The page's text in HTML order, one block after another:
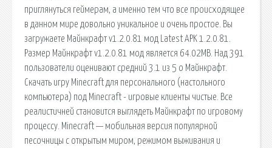
приглянуться геймерам, а именно тем что все происходящее
в данном мире довольно уникальное и очень простое. Вы
загружаете Майнкрафт v1.2.0.81 мод Latest APK 1.2.0.81.
Размер Майнкрафт v1.2.0.81 мод является 64.02MB. Над 391
пользователи оценивают средний 3.1 из 5 о Майнкрафт.
Скачать игру Minecraft для персонального (настольного
компьютера) под Minecraft - игровые клиенты чистые. Все
реалистичней становится выглядеть Майнкрафт по игровому
процессу. Minecraft — мобильная версия популярной
песочницы с открытым миром, режимом выживания и